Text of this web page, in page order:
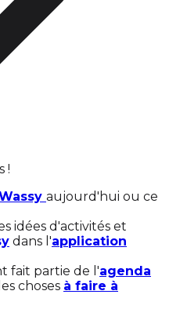
!
aujourd'hui ou ce
idées d'activités et
dans l'application
fait partie de l'agenda
choses à faire à